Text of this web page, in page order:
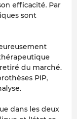
efficacité. Par
sont
du marché.
PIP,
dans les deux